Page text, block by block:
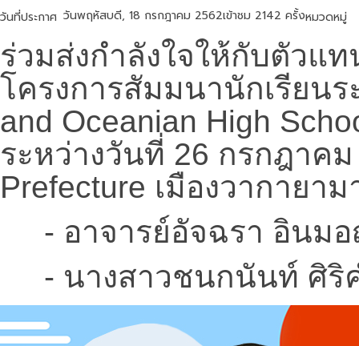
วันที่ประกาศ วันพฤหัสบดี, 18 กรกฎาคม 2562เข้าชม 2142 ครั้งหมวดหมู่
ร่วมส่งกำลังใจให้กับตัวแ
โครงการสัมมนานักเรียน
and Oceanian High
ระหว่างวันที่ 26 กรกฎาค
Prefecture เมืองวากาย
- อาจารย์อัจฉรา อินม
- นางสาวชนกนันท์ ศิริ